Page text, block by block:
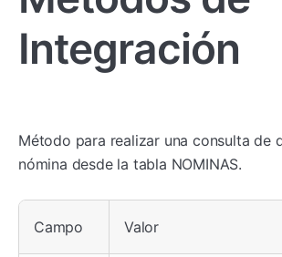
Integración
Método para realizar una consulta de
nómina desde la tabla NOMINAS.
Campo Valor